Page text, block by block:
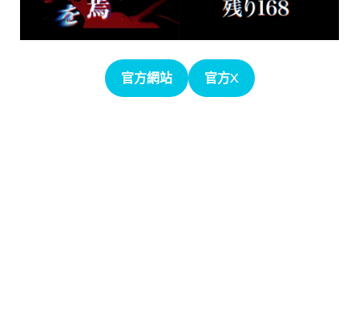
官方網站 官方X